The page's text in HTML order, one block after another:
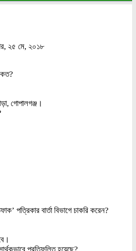
২৫ মে, ২০১৮
কত?
গোপালগঞ্জ।
পত্রিকার বার্তা বিভাগে চাকরি করেন?